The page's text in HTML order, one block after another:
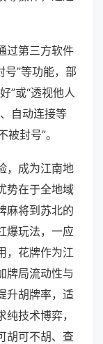
过第三方软件
号”等功能，部
”或“透视他人
自动连接等
封号”。
，成为江南地
势在于全地域
麻将到苏北的
爆玩法，一应
，花牌作为江
牌局流动性与
升胡牌率，适
技术博弈，
胡可不胡、查